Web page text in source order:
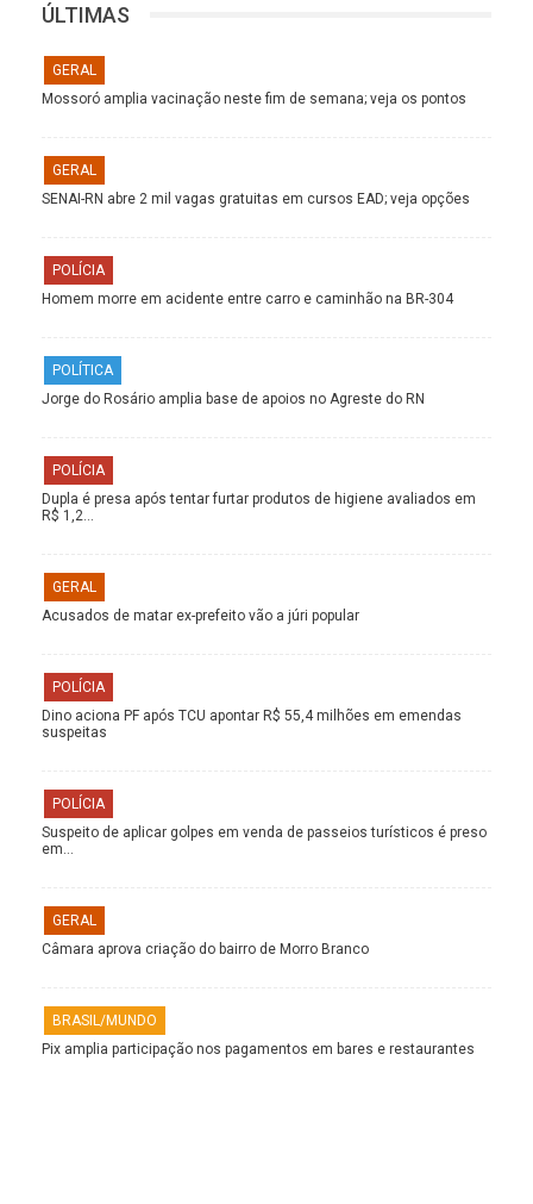
ÚLTIMAS
GERAL
Mossoró amplia vacinação neste fim de semana; veja os pontos
GERAL
SENAI-RN abre 2 mil vagas gratuitas em cursos EAD; veja opções
POLÍCIA
Homem morre em acidente entre carro e caminhão na BR-304
POLÍTICA
Jorge do Rosário amplia base de apoios no Agreste do RN
POLÍCIA
Dupla é presa após tentar furtar produtos de higiene avaliados em
R$ 1,2…
GERAL
Acusados de matar ex-prefeito vão a júri popular
POLÍCIA
Dino aciona PF após TCU apontar R$ 55,4 milhões em emendas
suspeitas
POLÍCIA
Suspeito de aplicar golpes em venda de passeios turísticos é preso
em…
GERAL
Câmara aprova criação do bairro de Morro Branco
BRASIL/MUNDO
Pix amplia participação nos pagamentos em bares e restaurantes